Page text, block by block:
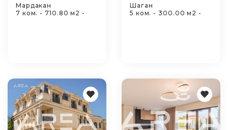
Мардакан
7 ком. - 710.80 м2 -
Шаган
5 ком. - 300.00 м2 -